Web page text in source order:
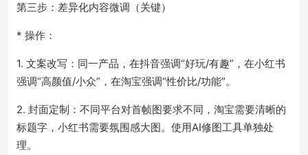
第三步：差异化内容微调（关键）
* 操作：
1. 文案改写：同一产品，在抖音强调“好玩/有趣”，在小红书
强调“高颜值/小众”，在淘宝强调“性价比/功能”。
2. 封面定制：不同平台对首帧图要求不同，淘宝需要清晰的
标题字，小红书需要氛围感大图。使用AI修图工具单独处
理。